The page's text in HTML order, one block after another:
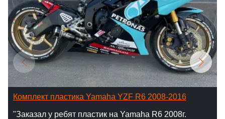
Комплект пластика Yamaha YZF R6 2008-2016
"Заказал у ребят пластик на Yamaha R6 2008г.